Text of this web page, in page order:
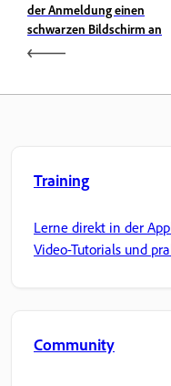
der Anmeldung einen
schwarzen Bildschirm an
Training
Lerne direkt in der
Video-Tutorials und
Community